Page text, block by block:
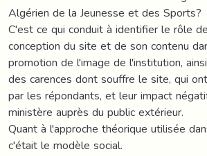
Algérien de la Jeunesse et des Sports?
C'est ce qui conduit à identifier le rôle
conception du site et de son contenu
promotion de l'image de l'institution,
des carences dont souffre le site, qui
par les répondants, et leur impact
ministère auprès du public extérieur.
Quant à l'approche théorique utilisée
c'était le modèle social.